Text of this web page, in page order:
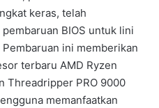
keras, telah
BIOS untuk lini
ini memberikan
terbaru AMD Ryzen
Threadripper PRO 9000
memanfaatkan